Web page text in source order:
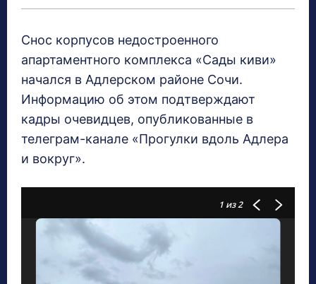
Снос корпусов недостроенного
апартаментного комплекса «Сады киви»
начался в Адлерском районе Сочи.
Информацию об этом подтверждают
кадры очевидцев, опубликованные в
телеграм-канале «Прогулки вдоль Адлера
и вокруг».
1 из 2